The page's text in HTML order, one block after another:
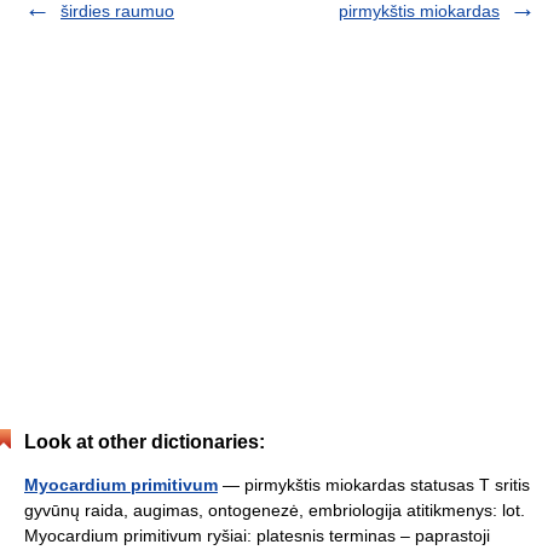
širdies raumuo
pirmykštis miokardas
Look at other dictionaries:
Myocardium primitivum — pirmykštis miokardas statusas T sritis
gyvūnų raida, augimas, ontogenezė, embriologija atitikmenys: lot.
Myocardium primitivum ryšiai: platesnis terminas – paprastoji